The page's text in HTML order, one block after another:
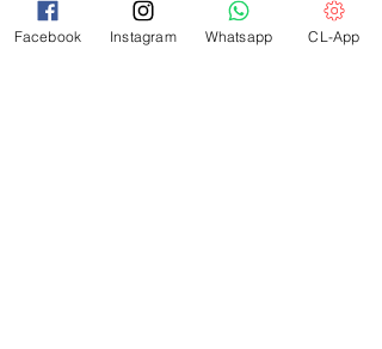
22.6.26 Montag (Gelb und
Orange)
Facebook Instagram Whatsapp CL-App